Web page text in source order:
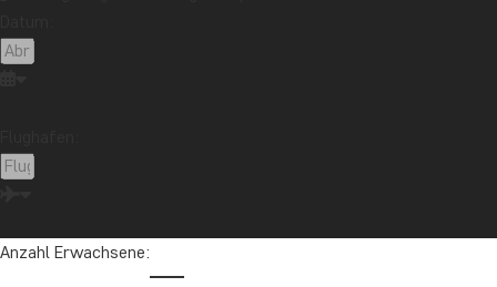
Träumen Sie davon, Borneos wilde Tiere zu erleben und
Sehen Sie all unsere Reisen nach Borneo
Anzahl Erwachsene: